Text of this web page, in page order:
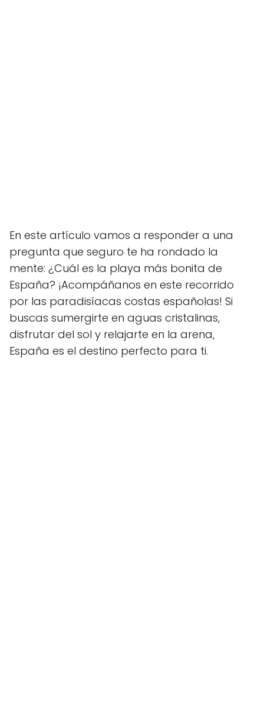
En este artículo vamos a responder a una
pregunta que seguro te ha rondado la
mente: ¿Cuál es la playa más bonita de
España? ¡Acompáñanos en este recorrido
por las paradisíacas costas españolas! Si
buscas sumergirte en aguas cristalinas,
disfrutar del sol y relajarte en la arena,
España es el destino perfecto para ti.